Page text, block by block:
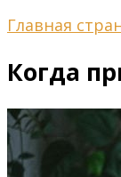
Главная
Когда